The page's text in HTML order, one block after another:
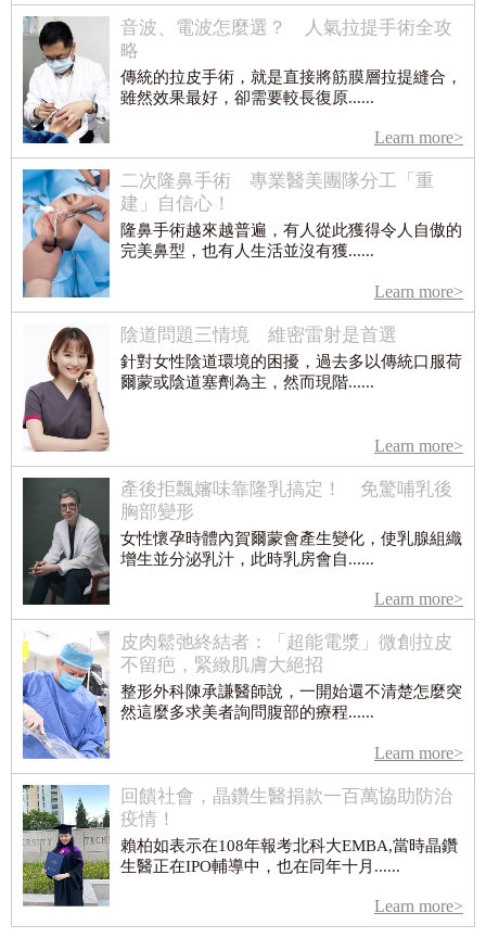
音波、電波怎麼選？ 人氣拉提手術全攻
略
傳統的拉皮手術，就是直接將筋膜層拉提縫合，
雖然效果最好，卻需要較長復原......
Learn more>
二次隆鼻手術 專業醫美團隊分工「重
建」自信心！
隆鼻手術越來越普遍，有人從此獲得令人自傲的
完美鼻型，也有人生活並沒有獲......
Learn more>
陰道問題三情境 維密雷射是首選
針對女性陰道環境的困擾，過去多以傳統口服荷
爾蒙或陰道塞劑為主，然而現階......
Learn more>
產後拒飄嬸味靠隆乳搞定！ 免驚哺乳後
胸部變形
女性懷孕時體內賀爾蒙會產生變化，使乳腺組織
增生並分泌乳汁，此時乳房會自......
Learn more>
皮肉鬆弛終結者：「超能電漿」微創拉皮
不留疤，緊緻肌膚大絕招
整形外科陳承謙醫師說，一開始還不清楚怎麼突
然這麼多求美者詢問腹部的療程......
Learn more>
回饋社會，晶鑽生醫捐款一百萬協助防治
疫情！
賴柏如表示在108年報考北科大EMBA,當時晶鑽
生醫正在IPO輔導中，也在同年十月......
Learn more>